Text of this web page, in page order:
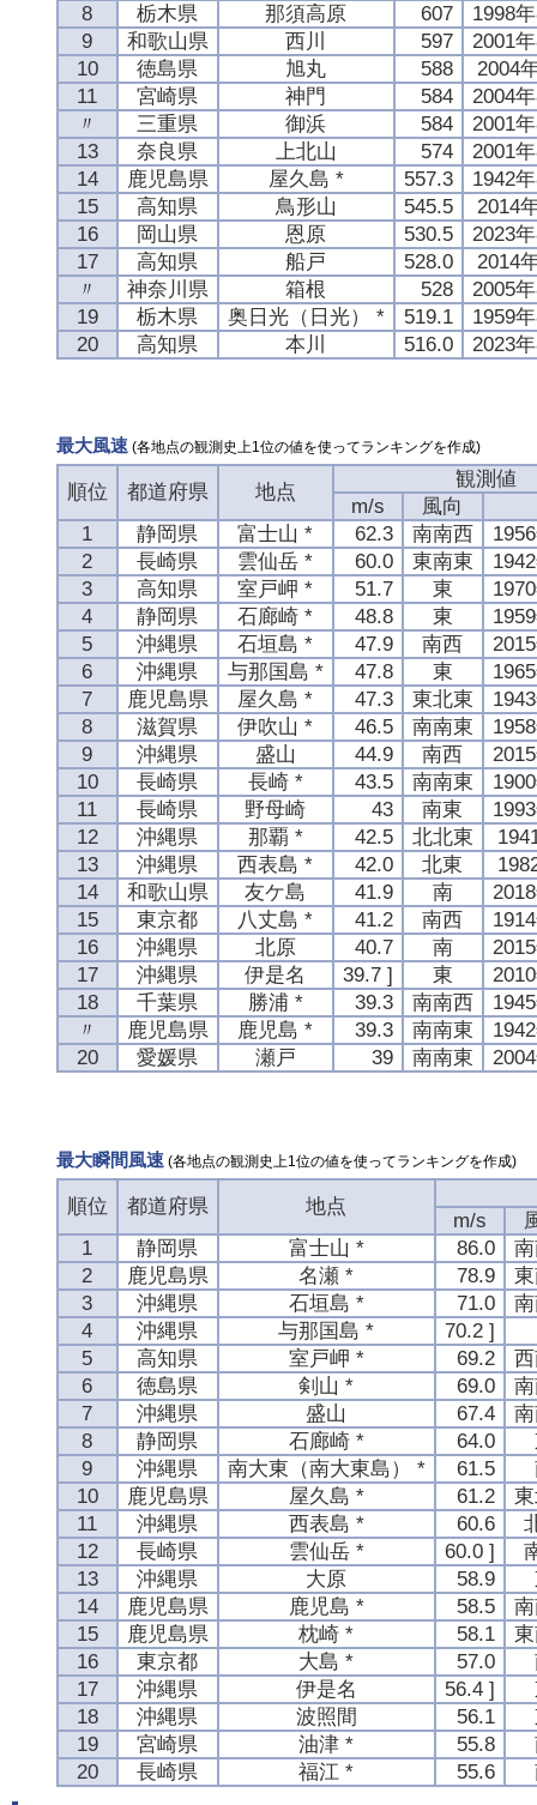
8
栃木県 那須高原 607
1998
9
和歌山県 西川 597
2001
10
徳島県 旭丸 588
2004
11
宮崎県 神門 584
2004
〃
三重県 御浜 584
2001
13
奈良県 上北山 574
2001
14
鹿児島県 屋久島 * 557.3
1942
15
高知県 鳥形山 545.5
2014
16
岡山県 恩原 530.5
2023
17
高知県 船戸 528.0
2014
〃
神奈川県 箱根 528
2005
19
栃木県 奥日光（日光） * 519.1
1959
20
高知県 本川 516.0 2023
最大風速(各地点の観測史上1位の値を使ってランキングを作成)
順位 都道府県 地点
観測値
m/s
風向
1
静岡県 富士山 * 62.3 南南西
2
長崎県 雲仙岳 * 60.0 東南東
3
高知県 室戸岬 * 51.7 東
4
静岡県 石廊崎 * 48.8 東
5
沖縄県 石垣島 * 47.9 南西
6
沖縄県 与那国島 * 47.8 東
7
鹿児島県 屋久島 * 47.3 東北東
8
滋賀県 伊吹山 * 46.5 南南東
9
沖縄県 盛山 44.9 南西
10
長崎県 長崎 * 43.5 南南東
11
長崎県 野母崎 43 南東
12
沖縄県 那覇 * 42.5 北北東
13
沖縄県 西表島 * 42.0 北東
14
和歌山県 友ケ島 41.9 南
15
東京都 八丈島 * 41.2 南西
16
沖縄県 北原 40.7 南
17
沖縄県 伊是名 39.7 ] 東
18
千葉県 勝浦 * 39.3 南南西
〃
鹿児島県 鹿児島 * 39.3 南南東
20
愛媛県 瀬戸 39 南南東
最大瞬間風速(各地点の観測史上1位の値を使ってランキングを作成)
順位 都道府県 地点
m/s
1
静岡県 富士山 * 86.0
2
鹿児島県 名瀬 * 78.9
3
沖縄県 石垣島 * 71.0
4
沖縄県 与那国島 *
70.2 ]
5
高知県 室戸岬 * 69.2
6
徳島県 剣山 * 69.0
7
沖縄県 盛山 67.4
8
静岡県 石廊崎 * 64.0
9
沖縄県 南大東（南大東島） * 61.5
10
鹿児島県 屋久島 * 61.2
11
沖縄県 西表島 * 60.6
12
長崎県 雲仙岳 * 60.0 ]
13
沖縄県 大原 58.9
14
鹿児島県 鹿児島 * 58.5
15
鹿児島県 枕崎 * 58.1
16
東京都 大島 * 57.0
17
沖縄県 伊是名 56.4 ]
18
沖縄県 波照間 56.1
19
宮崎県 油津 * 55.8
20
長崎県 福江 * 55.6